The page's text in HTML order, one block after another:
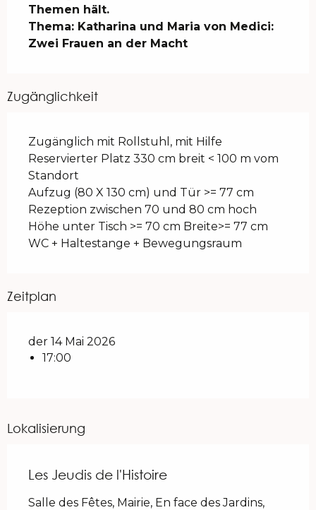
Themen hält.
Thema: Katharina und Maria von Medici:
Zwei Frauen an der Macht
Zugänglichkeit
Zugänglich mit Rollstuhl, mit Hilfe
Reservierter Platz 330 cm breit < 100 m vom
Standort
Aufzug (80 X 130 cm) und Tür >= 77 cm
Rezeption zwischen 70 und 80 cm hoch
Höhe unter Tisch >= 70 cm Breite>= 77 cm
WC + Haltestange + Bewegungsraum
Zeitplan
der 14 Mai 2026
17:00
Lokalisierung
Les Jeudis de l'Histoire
Salle des Fêtes, Mairie, En face des Jardins,